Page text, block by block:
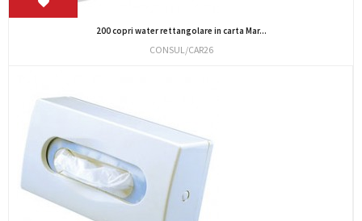
200 copri water rettangolare in carta Mar...
CONSUL/CAR26